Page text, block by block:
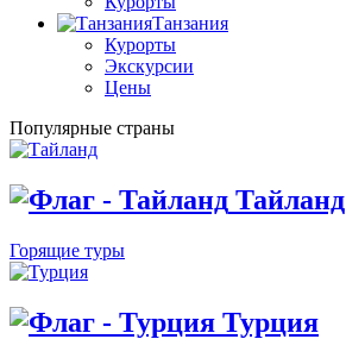
Танзания
Курорты
Экскурсии
Цены
Популярные страны
Тайланд
Горящие туры
Турция